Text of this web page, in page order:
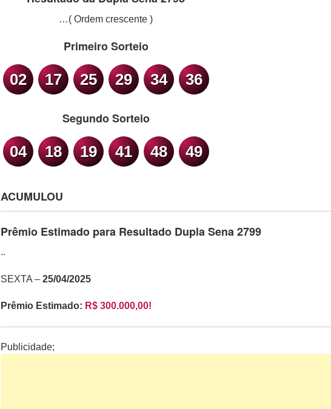
…( Ordem crescente )
Primeiro Sorteio
02 17 25 29 34 36
Segundo Sorteio
04 18 19 41 48 49
ACUMULOU
Prêmio Estimado para Resultado Dupla Sena 2799
..
SEXTA – 25/04/2025
Prêmio Estimado: R$ 300.000,00!
Publicidade;